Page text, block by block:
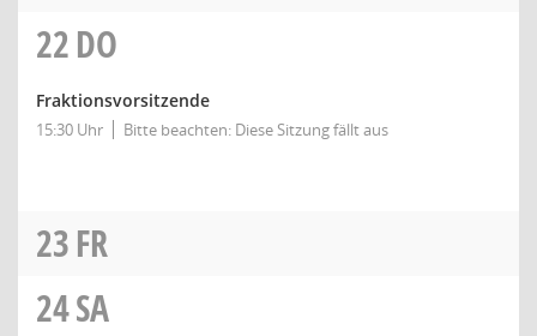
22DO
Fraktionsvorsitzende
15:30 Uhr Bitte beachten: Diese Sitzung fällt aus
23FR
24SA